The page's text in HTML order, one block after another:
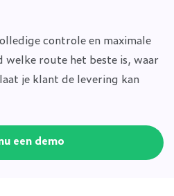
controle en maximale
route het beste is, waar
je klant de levering kan
een demo